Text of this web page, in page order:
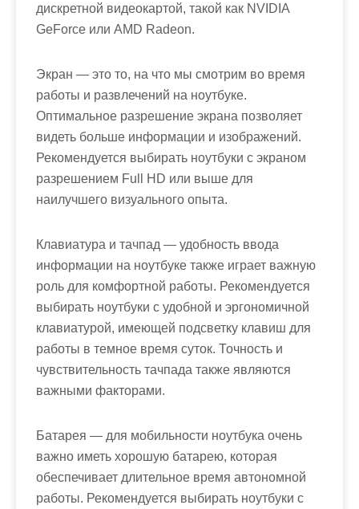
дискретной видеокартой, такой как NVIDIA
GeForce или AMD Radeon.
Экран — это то, на что мы смотрим во время
работы и развлечений на ноутбуке.
Оптимальное разрешение экрана позволяет
видеть больше информации и изображений.
Рекомендуется выбирать ноутбуки с экраном
разрешением Full HD или выше для
наилучшего визуального опыта.
Клавиатура и тачпад — удобность ввода
информации на ноутбуке также играет важную
роль для комфортной работы. Рекомендуется
выбирать ноутбуки с удобной и эргономичной
клавиатурой, имеющей подсветку клавиш для
работы в темное время суток. Точность и
чувствительность тачпада также являются
важными факторами.
Батарея — для мобильности ноутбука очень
важно иметь хорошую батарею, которая
обеспечивает длительное время автономной
работы. Рекомендуется выбирать ноутбуки с